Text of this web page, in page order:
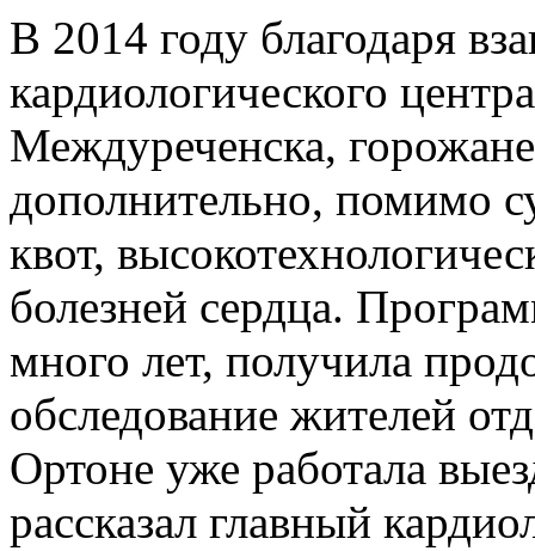
В 2014 году благодаря
кардиологического
Междуреченска,
дополнительно, помимо
квот,
болезней сердца.
много лет, получила
обследование жителей
Ортоне уже работала
рассказал главный